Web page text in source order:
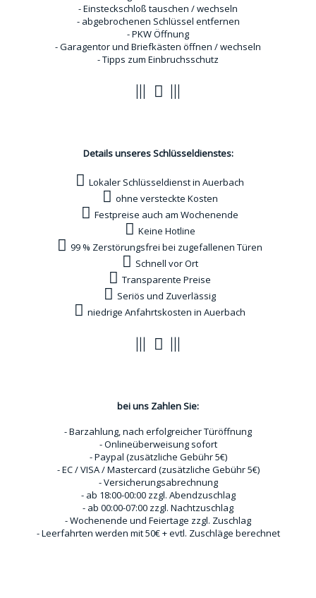
- Einsteckschloß tauschen / wechseln
- abgebrochenen Schlüssel entfernen
- PKW Öffnung
- Garagentor und Briefkästen öffnen / wechseln
- Tipps zum Einbruchsschutz
Details unseres Schlüsseldienstes:
Lokaler Schlüsseldienst in Auerbach
ohne versteckte Kosten
Festpreise auch am Wochenende
Keine Hotline
99 % Zerstörungsfrei bei zugefallenen Türen
Schnell vor Ort
Transparente Preise
Seriös und Zuverlässig
niedrige Anfahrtskosten in Auerbach
bei uns Zahlen Sie:
- Barzahlung, nach erfolgreicher Türöffnung
- Onlineüberweisung sofort
- Paypal (zusätzliche Gebühr 5€)
- EC / VISA / Mastercard (zusätzliche Gebühr 5€)
- Versicherungsabrechnung
- ab 18:00-00:00 zzgl. Abendzuschlag
- ab 00:00-07:00 zzgl. Nachtzuschlag
- Wochenende und Feiertage zzgl. Zuschlag
- Leerfahrten werden mit 50€ + evtl. Zuschläge berechnet